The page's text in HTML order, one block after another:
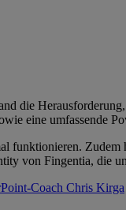
die
eine umfassende
von Fingentia, die
Coach Chris Kirga